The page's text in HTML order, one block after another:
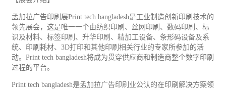
孟加拉广告印刷 展Print tech bangladesh是工业制造创新印刷技术的
领先展会，这是唯一一个由纺织印刷、丝网印刷、数码印刷、标
识及材料、标签印刷、升华印刷、精加工设备、条形码设备及系
统、印刷耗材、3D打印和其他印刷相关行业的专家所参加的活
动。Print tech bangladesh将成为贯穿供应商和制造商整个数字印刷
过程的平台。
Print tech bangladesh是孟加拉广告印刷业公认的在印刷解决方案领